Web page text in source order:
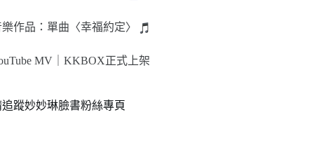
作品：單曲〈幸福約定〉
MV｜KKBOX正式上架
追蹤妙妙琳臉書粉絲專頁